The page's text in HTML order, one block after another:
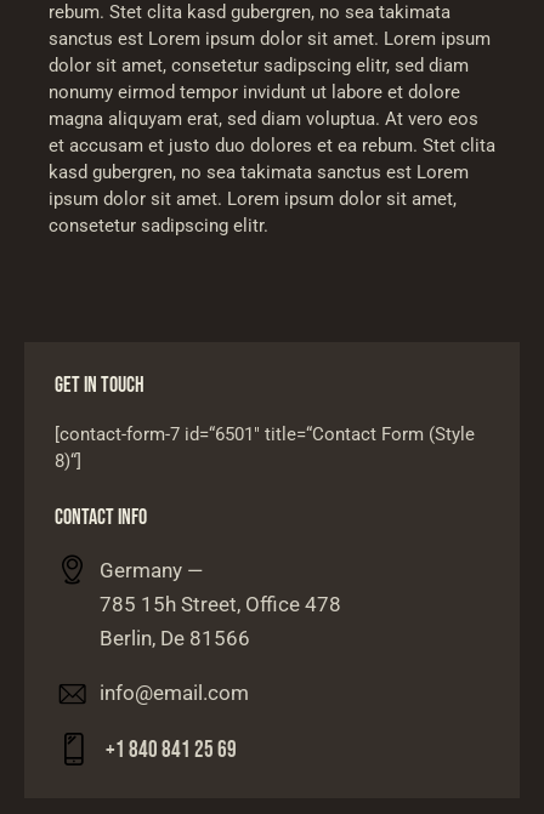
rebum. Stet clita kasd gubergren, no sea takimata
sanctus est Lorem ipsum dolor sit amet. Lorem ipsum
dolor sit amet, consetetur sadipscing elitr, sed diam
nonumy eirmod tempor invidunt ut labore et dolore
magna aliquyam erat, sed diam voluptua. At vero eos
et accusam et justo duo dolores et ea rebum. Stet clita
kasd gubergren, no sea takimata sanctus est Lorem
ipsum dolor sit amet. Lorem ipsum dolor sit amet,
consetetur sadipscing elitr.
GET IN TOUCH
[contact-form-7 id=“6501″ title=“Contact Form (Style
8)“]
CONTACT INFO
Germany —
785 15h Street, Office 478
Berlin, De 81566
info@email.com
+1 840 841 25 69